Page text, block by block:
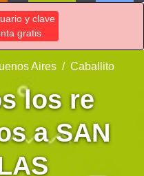
y clave
gratis.
Aires Caballito
los re
a SAN